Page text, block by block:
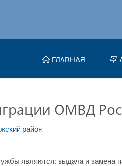
ГЛАВНАЯ
ОМВД
район
являются: выдача и замена